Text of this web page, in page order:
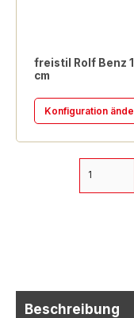
freistil Rolf Benz
cm
Konfiguration
Beschreibung